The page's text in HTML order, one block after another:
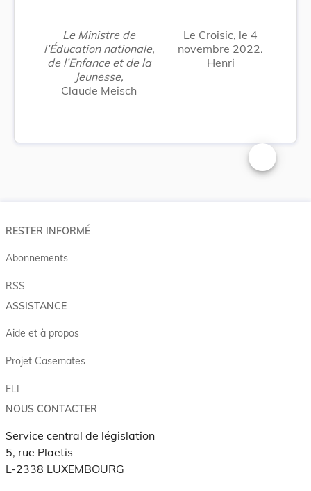
Le Ministre de
l’Éducation nationale,
de l’Enfance et de la
Jeunesse,
Claude Meisch
Le Croisic, le 4
novembre 2022.
Henri
Changer la
RESTER INFORMÉ
Abonnements
RSS
ASSISTANCE
Aide et à propos
Projet Casemates
ELI
NOUS CONTACTER
Service central de législation
5, rue Plaetis
L-2338 LUXEMBOURG